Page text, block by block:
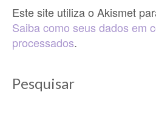
Este site utiliza o Akismet
Saiba como seus dados em
processados.
Pesquisar